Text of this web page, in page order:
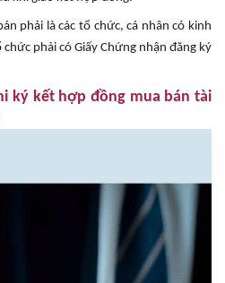
phải là các tổ chức, cá nhân có kinh
phải có Giấy Chứng nhận đăng ký
ký kết hợp đồng mua bán tài